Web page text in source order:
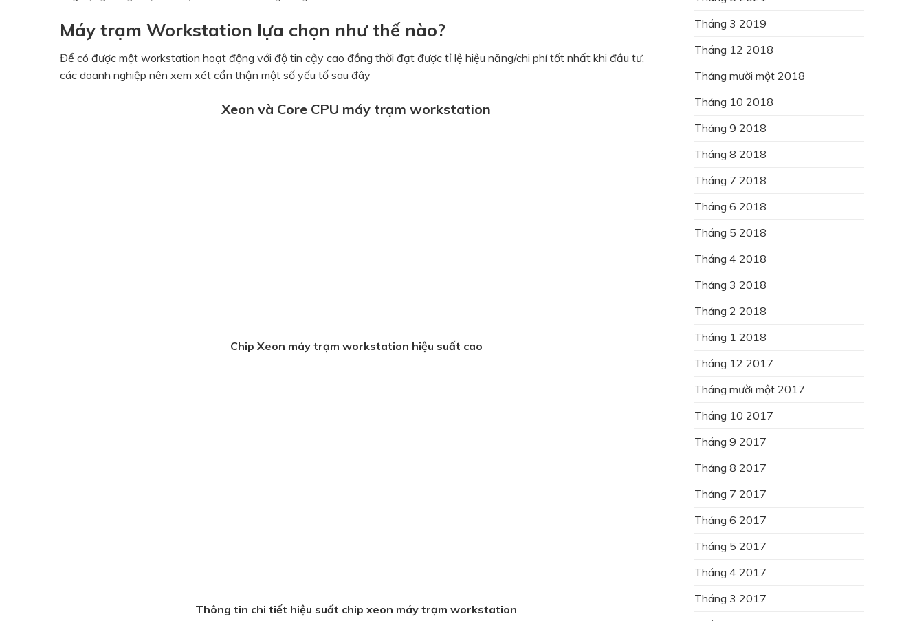
Máy trạm Workstation lựa chọn như thế nào?
Để có được một workstation hoạt động với độ tin cậy cao đồng thời đạt được tỉ lệ hiệu năng/chi phí tốt nhất khi đầu tư,
các doanh nghiệp nên xem xét cẩn thận một số yếu tố sau đây
Xeon và Core CPU máy trạm workstation
Chip Xeon máy trạm workstation hiệu suất cao
Thông tin chi tiết hiệu suất chip xeon máy trạm workstation
Tháng 3 2019
Tháng 12 2018
Tháng mười một 2018
Tháng 10 2018
Tháng 9 2018
Tháng 8 2018
Tháng 7 2018
Tháng 6 2018
Tháng 5 2018
Tháng 4 2018
Tháng 3 2018
Tháng 2 2018
Tháng 1 2018
Tháng 12 2017
Tháng mười một 2017
Tháng 10 2017
Tháng 9 2017
Tháng 8 2017
Tháng 7 2017
Tháng 6 2017
Tháng 5 2017
Tháng 4 2017
Tháng 3 2017